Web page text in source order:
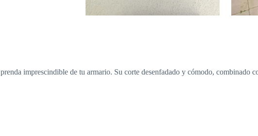
imprescindible de tu armario. Su corte desenfadado y cómodo, combinado